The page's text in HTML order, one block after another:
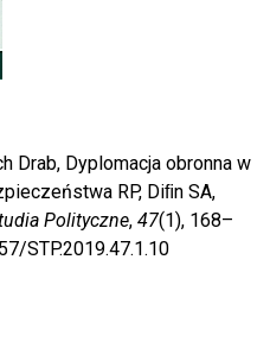
Drab, Dyplomacja obronna w
RP, Diﬁn SA,
Polityczne, 47(1), 168–
STP.2019.47.1.10